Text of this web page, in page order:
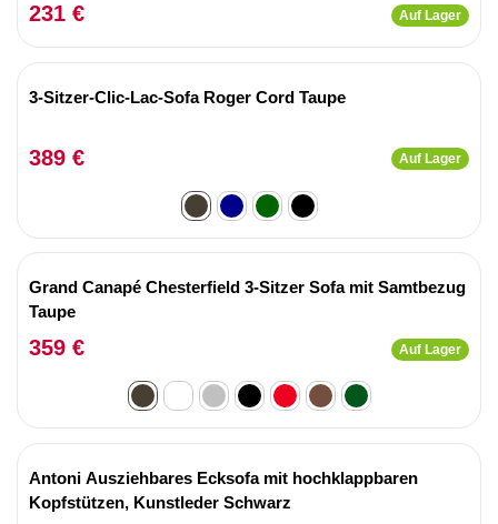
231 € Auf Lager
3-Sitzer-Clic-Lac-Sofa Roger Cord Taupe
389 € Auf Lager
Grand Canapé Chesterfield 3-Sitzer Sofa mit Samtbezug
Taupe
359 € Auf Lager
Antoni Ausziehbares Ecksofa mit hochklappbaren
Kopfstützen, Kunstleder Schwarz